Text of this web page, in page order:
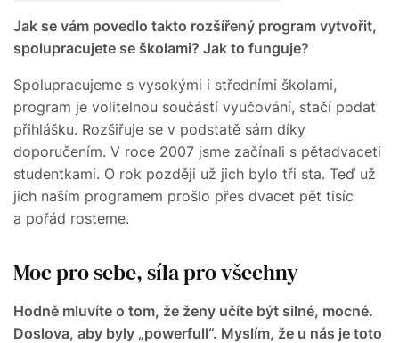
Jak se vám povedlo takto rozšířený program vytvořit,
spolupracujete se školami? Jak to funguje?
Spolupracujeme s vysokými i středními školami,
program je volitelnou součástí vyučování, stačí podat
přihlášku. Rozšiřuje se v podstatě sám díky
doporučením. V roce 2007 jsme začínali s pětadvaceti
studentkami. O rok později už jich bylo tři sta. Teď už
jich naším programem prošlo přes dvacet pět tisíc
a pořád rosteme.
Moc pro sebe, síla pro všechny
Hodně mluvíte o tom, že ženy učíte být silné, mocné.
Doslova, aby byly „powerfull“. Myslím, že u nás je toto